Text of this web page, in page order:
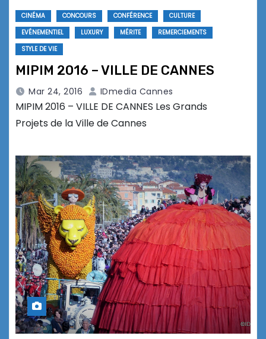
CINÉMA CONCOURS CONFÉRENCE
CULTURE
EVÉNEMENTIEL
LUXURY MÉRITE
REMERCIEMENTS
STYLE DE VIE
MIPIM 2016 – VILLE DE CANNES
Mar 24, 2016 IDmedia Cannes
MIPIM 2016 – VILLE DE CANNES Les Grands
Projets de la Ville de Cannes